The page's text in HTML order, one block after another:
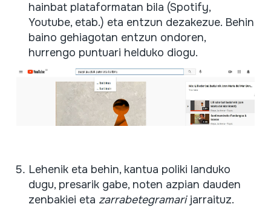
hainbat plataformatan bila (Spotify,
Youtube, etab.) eta entzun dezakezue. Behin
baino gehiagotan entzun ondoren,
hurrengo puntuari helduko diogu.
Lehenik eta behin, kantua poliki landuko
dugu, presarik gabe, noten azpian dauden
zenbakiei eta zarrabetegramarijarraituz.